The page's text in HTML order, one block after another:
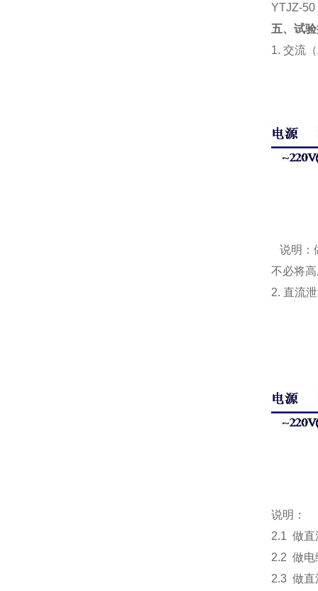
YTJZ-50
五、试
1. 交流
说明：
不必将
2. 直流
说明：
2.1 做直
2.2 做电
2.3 做直